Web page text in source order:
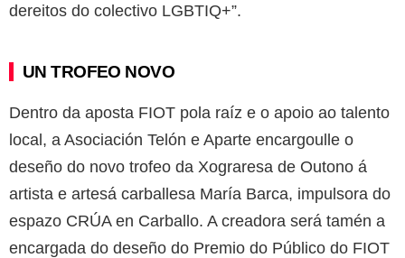
dereitos do colectivo LGBTIQ+”.
UN TROFEO NOVO
Dentro da aposta FIOT pola raíz e o apoio ao talento
local, a Asociación Telón e Aparte encargoulle o
deseño do novo trofeo da Xograresa de Outono á
artista e artesá carballesa María Barca, impulsora do
espazo CRÚA en Carballo. A creadora será tamén a
encargada do deseño do Premio do Público do FIOT